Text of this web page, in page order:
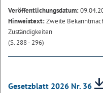
Veröffentlichungsdatum:
Hinweistext:Zweite
Zuständigkeiten
(S. 288 - 296)
Gesetzblatt 2026 Nr. 36